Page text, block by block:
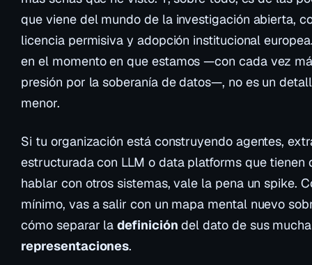
que viene del mundo de la investigación abierta,
licencia permisiva y adopción institucional
en el momento en que estamos —con cada vez
presión por la soberanía de datos—, no es un
menor.
Si tu organización está construyendo agentes,
estructurada con LLM o data platforms que tienen
hablar con otros sistemas, vale la pena un spike.
mínimo, vas a salir con un mapa mental nuevo
cómo separar ladefinición del dato de sus
representaciones.